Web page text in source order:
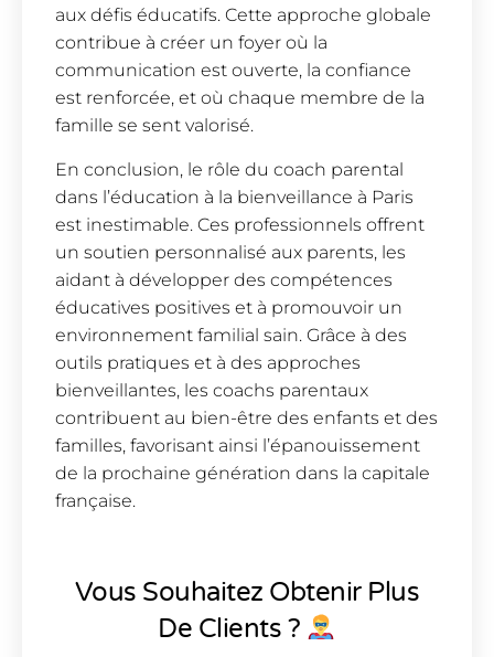
aux défis éducatifs. Cette approche globale
contribue à créer un foyer où la
communication est ouverte, la confiance
est renforcée, et où chaque membre de la
famille se sent valorisé.
En conclusion, le rôle du coach parental
dans l’éducation à la bienveillance à Paris
est inestimable. Ces professionnels offrent
un soutien personnalisé aux parents, les
aidant à développer des compétences
éducatives positives et à promouvoir un
environnement familial sain. Grâce à des
outils pratiques et à des approches
bienveillantes, les coachs parentaux
contribuent au bien-être des enfants et des
familles, favorisant ainsi l’épanouissement
de la prochaine génération dans la capitale
française.
Vous Souhaitez Obtenir Plus
De Clients ?